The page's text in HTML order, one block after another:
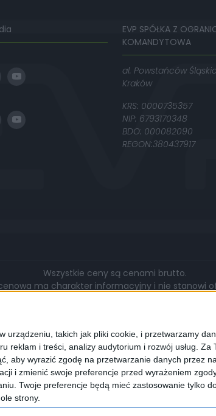
urządzeniu, takich jak pliki cookie, i przetwarzamy
reklam i treści, analizy audytorium i rozwój usług. Za
aby wyrazić zgodę na przetwarzanie danych przez
i zmienić swoje preferencje przed wyrażeniem
Twoje preferencje będą mieć zastosowanie tylko
strony.
EVP SPÓŁKA Z
KOMANDYTOWA
al. Powstańców
Kraków
KRS: 0000735357
NIP: 6793170348
BDO: 000082090
REGON:380437917
Wszystkie ceny są cenami brutto.
ma charakter informacyjny i nie stanowi
Państwo zgodę na wykorzystywanie
służącym do obsługi stron internetowych
cookies.